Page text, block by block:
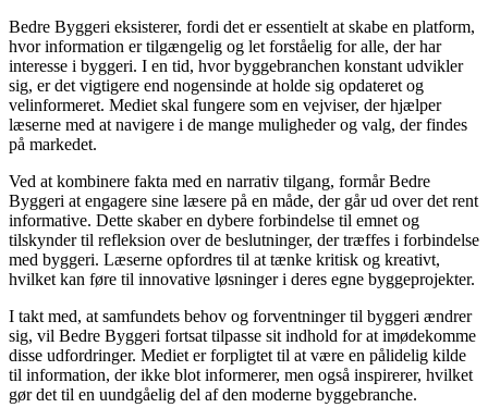
Bedre Byggeri eksisterer, fordi det er essentielt at skabe en platform,
hvor information er tilgængelig og let forståelig for alle, der har
interesse i byggeri. I en tid, hvor byggebranchen konstant udvikler
sig, er det vigtigere end nogensinde at holde sig opdateret og
velinformeret. Mediet skal fungere som en vejviser, der hjælper
læserne med at navigere i de mange muligheder og valg, der findes
på markedet.
Ved at kombinere fakta med en narrativ tilgang, formår Bedre
Byggeri at engagere sine læsere på en måde, der går ud over det rent
informative. Dette skaber en dybere forbindelse til emnet og
tilskynder til refleksion over de beslutninger, der træffes i forbindelse
med byggeri. Læserne opfordres til at tænke kritisk og kreativt,
hvilket kan føre til innovative løsninger i deres egne byggeprojekter.
I takt med, at samfundets behov og forventninger til byggeri ændrer
sig, vil Bedre Byggeri fortsat tilpasse sit indhold for at imødekomme
disse udfordringer. Mediet er forpligtet til at være en pålidelig kilde
til information, der ikke blot informerer, men også inspirerer, hvilket
gør det til en uundgåelig del af den moderne byggebranche.